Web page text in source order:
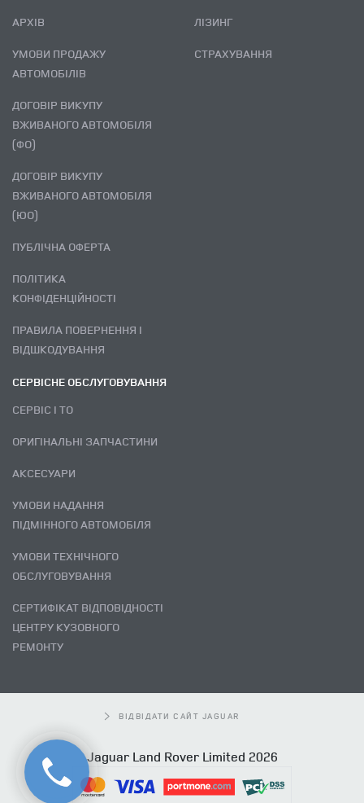
АРХІВ
УМОВИ ПРОДАЖУ
АВТОМОБІЛІВ
ДОГОВІР ВИКУПУ
ВЖИВАНОГО АВТОМОБІЛЯ
(ФО)
ДОГОВІР ВИКУПУ
ВЖИВАНОГО АВТОМОБІЛЯ
(ЮО)
ПУБЛІЧНА ОФЕРТА
ПОЛІТИКА
КОНФІДЕНЦІЙНОСТІ
ПРАВИЛА ПОВЕРНЕННЯ І
ВІДШКОДУВАННЯ
ЛІЗИНГ
СТРАХУВАННЯ
СЕРВІСНЕ ОБСЛУГОВУВАННЯ
СЕРВІС І ТО
ОРИГІНАЛЬНІ ЗАПЧАСТИНИ
АКСЕСУАРИ
УМОВИ НАДАННЯ
ПІДМІННОГО АВТОМОБІЛЯ
УМОВИ ТЕХНІЧНОГО
ОБСЛУГОВУВАННЯ
СЕРТИФІКАТ ВІДПОВІДНОСТІ
ЦЕНТРУ КУЗОВНОГО
РЕМОНТУ
ВІДВІДАТИ САЙТ JAGUAR
Jaguar Land Rover Limited 2026